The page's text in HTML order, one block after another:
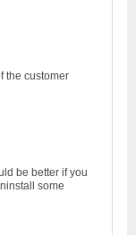
the customer
be better if you
some